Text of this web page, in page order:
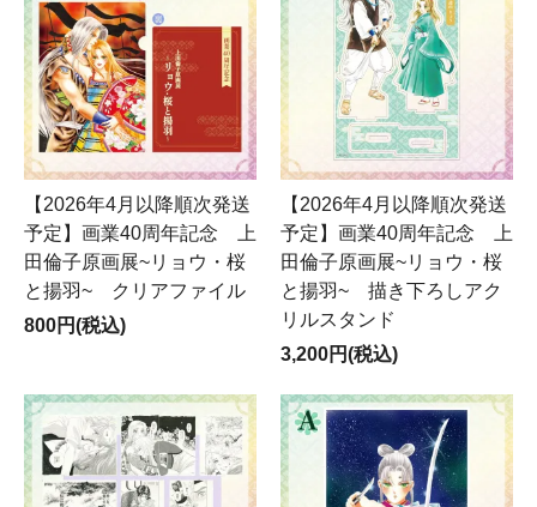
【2026年4月以降順次発送
予定】画業40周年記念 上
田倫子原画展~リョウ・桜
と揚羽~ クリアファイル
800円(税込)
【2026年4月以降順次発送
予定】画業40周年記念 上
田倫子原画展~リョウ・桜
と揚羽~ 描き下ろしアク
リルスタンド
3,200円(税込)